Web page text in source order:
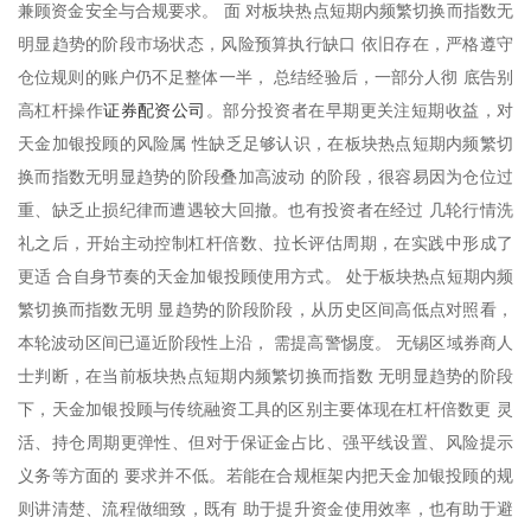
兼顾资金安全与合规要求。 面 对板块热点短期内频繁切换而指数无
明显趋势的阶段市场状态，风险预算执行缺口 依旧存在，严格遵守
仓位规则的账户仍不足整体一半， 总结经验后，一部分人彻 底告别
高杠杆操作证券配资公司 。部分投资者在早期更关注短期收益，对
天金加银投顾的风险属 性缺乏足够认识，在板块热点短期内频繁切
换而指数无明显趋势的阶段叠加高波动 的阶段，很容易因为仓位过
重、缺乏止损纪律而遭遇较大回撤。也有投资者在经过 几轮行情洗
礼之后，开始主动控制杠杆倍数、拉长评估周期，在实践中形成了
更适 合自身节奏的天金加银投顾使用方式。 处于板块热点短期内频
繁切换而指数无明 显趋势的阶段阶段，从历史区间高低点对照看，
本轮波动区间已逼近阶段性上沿， 需提高警惕度。 无锡区域券商人
士判断，在当前板块热点短期内频繁切换而指数 无明显趋势的阶段
下，天金加银投顾与传统融资工具的区别主要体现在杠杆倍数更 灵
活、持仓周期更弹性、但对于保证金占比、强平线设置、风险提示
义务等方面的 要求并不低。若能在合规框架内把天金加银投顾的规
则讲清楚、流程做细致，既有 助于提升资金使用效率，也有助于避